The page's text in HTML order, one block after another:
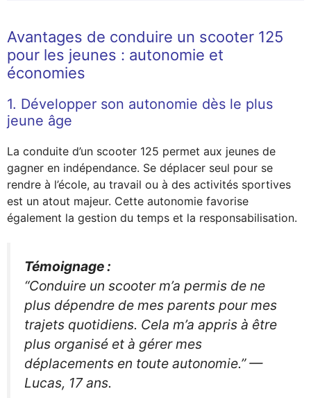
Avantages de conduire un scooter 125
pour les jeunes : autonomie et
économies
1. Développer son autonomie dès le plus
jeune âge
La conduite d’un scooter 125 permet aux jeunes de
gagner en indépendance. Se déplacer seul pour se
rendre à l’école, au travail ou à des activités sportives
est un atout majeur. Cette autonomie favorise
également la gestion du temps et la responsabilisation.
Témoignage :
“Conduire un scooter m’a permis de ne
plus dépendre de mes parents pour mes
trajets quotidiens. Cela m’a appris à être
plus organisé et à gérer mes
déplacements en toute autonomie.” —
Lucas, 17 ans.